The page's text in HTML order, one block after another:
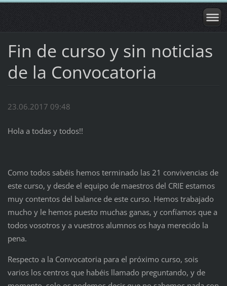
Fin de curso y sin noticias
de la Convocatoria
23.06.2017 09:48
Hola a todas y todos!!
Como todos sabéis hemos terminado las 21 convivencias de
este curso, y desde el equipo de maestros del CRIE estamos
muy contentos del balance de este curso. Hemos trabajado
mucho y le hemos puesto muchas ganas, y confíamos que a
todos vosotros y a vuestros alumnos os haya merecido la
pena.
Respecto a la Convocatoria para el próximo curso, sois
varios los centros que habéis llamado preguntando, y de